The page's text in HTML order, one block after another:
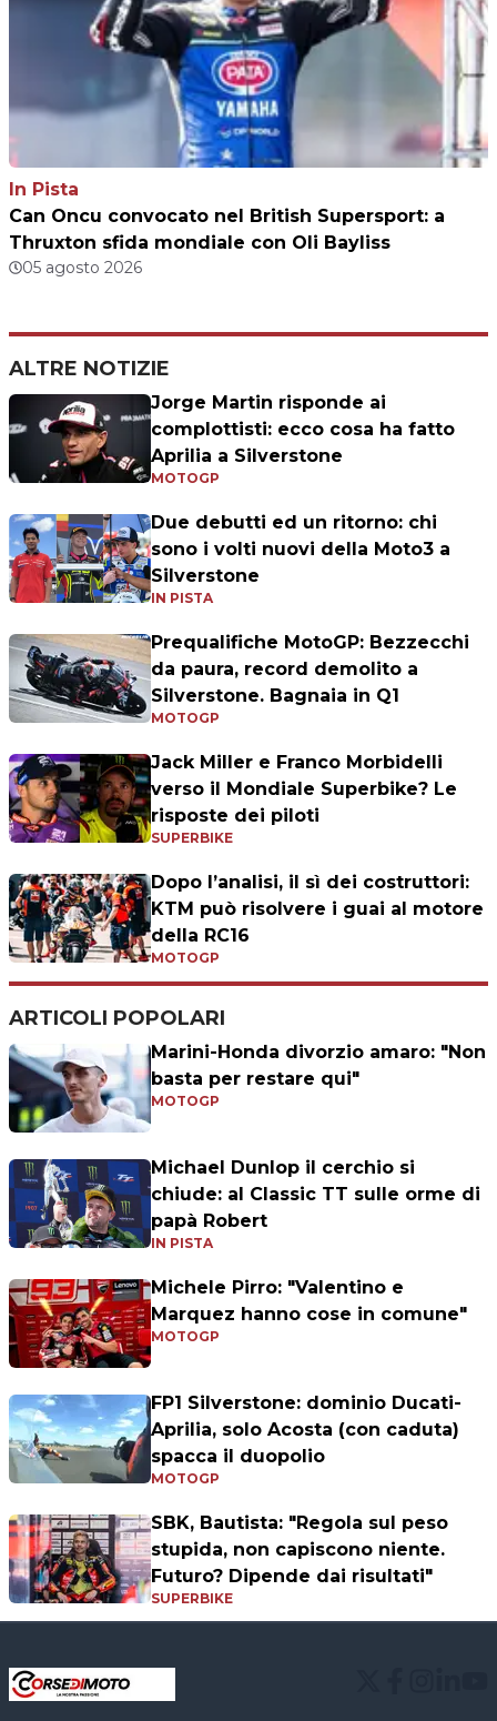
In Pista
Can Oncu convocato nel British Supersport: a
Thruxton sfida mondiale con Oli Bayliss
05 agosto 2026
ALTRE NOTIZIE
Jorge Martin risponde ai
complottisti: ecco cosa ha fatto
Aprilia a Silverstone
MOTOGP
Due debutti ed un ritorno: chi
sono i volti nuovi della Moto3 a
Silverstone
IN PISTA
Prequalifiche MotoGP: Bezzecchi
da paura, record demolito a
Silverstone. Bagnaia in Q1
MOTOGP
Jack Miller e Franco Morbidelli
verso il Mondiale Superbike? Le
risposte dei piloti
SUPERBIKE
Dopo l’analisi, il sì dei costruttori:
KTM può risolvere i guai al motore
della RC16
MOTOGP
ARTICOLI POPOLARI
Marini-Honda divorzio amaro: "Non
basta per restare qui"
MOTOGP
Michael Dunlop il cerchio si
chiude: al Classic TT sulle orme di
papà Robert
IN PISTA
Michele Pirro: "Valentino e
Marquez hanno cose in comune"
MOTOGP
FP1 Silverstone: dominio Ducati-
Aprilia, solo Acosta (con caduta)
spacca il duopolio
MOTOGP
SBK, Bautista: "Regola sul peso
stupida, non capiscono niente.
Futuro? Dipende dai risultati"
SUPERBIKE